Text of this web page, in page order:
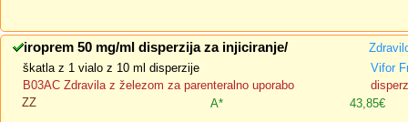
iroprem 50 mg/ml disperzija za injiciranje/
škatla z 1 vialo z 10 ml disperzije
Vifor
B03AC Zdravila z železom za parenteralno uporabo
ZZ
A* 43,85€